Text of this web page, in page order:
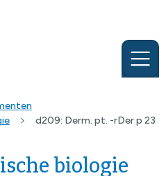
d209: Derm. pt. -rDer p 23
biologie